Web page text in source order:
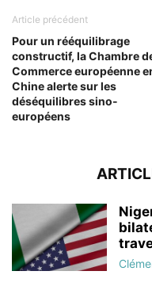
Article précédent
Pour un rééquilibrage
constructif, la Chambre
Commerce européenne
Chine alerte sur les
déséquilibres sino-
européens